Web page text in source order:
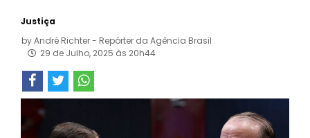
Justiça
byAndré Richter - Repórter da Agência Brasil
29 de Julho, 2025 às 20h44